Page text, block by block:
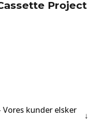
Project
Vores kunder elsker